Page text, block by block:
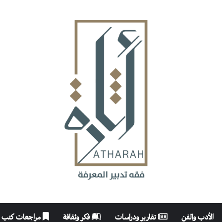
الأدب والفن تقارير ودراسات فكر وثقافة مراجعات كتب